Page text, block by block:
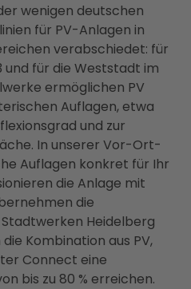
wenigen deutschen
für PV-Anlagen in
verabschiedet: für
für die Weststadt im
ermöglichen PV
Auflagen, etwa
und zur
In unserer Vor-Ort-
Auflagen konkret für Ihr
die Anlage mit
die
Heidelberg
Kombination aus PV,
Connect eine
bis zu 80 % erreichen.